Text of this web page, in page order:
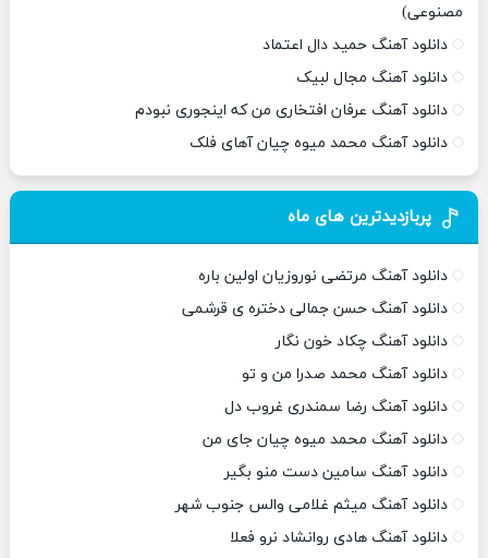
مصنوعی)
دانلود آهنگ حمید دال اعتماد
دانلود آهنگ مجال لبیک
دانلود آهنگ عرفان افتخاری من که اینجوری نبودم
دانلود آهنگ محمد میوه چیان آهای فلک
پربازدیدترین های ماه
دانلود آهنگ مرتضی نوروزیان اولین باره
دانلود آهنگ حسن جمالی دختره ی قرشمی
دانلود آهنگ چکاد خون نگار
دانلود آهنگ محمد صدرا من و تو
دانلود آهنگ رضا سمندری غروب دل
دانلود آهنگ محمد میوه چیان جای من
دانلود آهنگ سامین دست منو بگیر
دانلود آهنگ میثم غلامی والس جنوب شهر
دانلود آهنگ هادی روانشاد نرو فعلا